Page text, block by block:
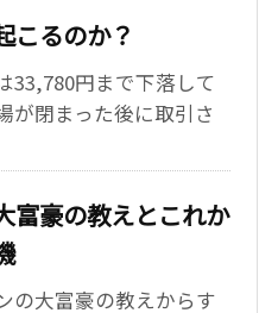
こるのか？
33,780円まで下落して
が閉まった後に取引さ
富豪の教えとこれか
の大富豪の教えからす